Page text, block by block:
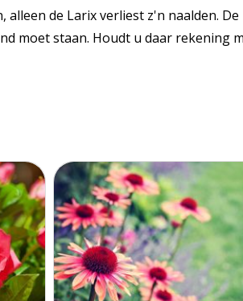
de Larix verliest z'n naalden. De
moet staan. Houdt u daar rekening